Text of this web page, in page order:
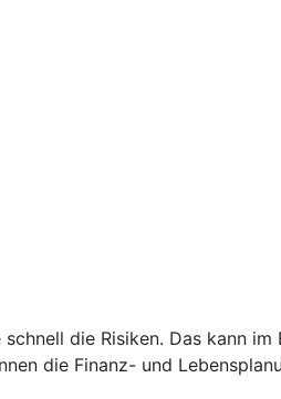
die Risiken. Das kann
die Finanz- und